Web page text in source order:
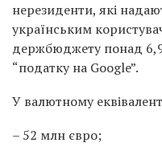
нерезиденти, які
українським
держбюджету понад
“податку на Google”.
У валютному
– 52 млн євро;